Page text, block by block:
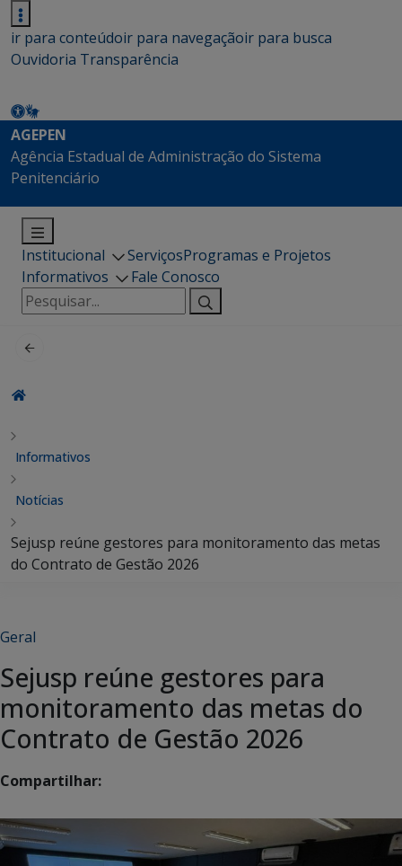
ir para conteúdoir para navegaçãoir para busca
Ouvidoria Transparência
AGEPEN
Agência Estadual de Administração do Sistema
Penitenciário
Institucional ServiçosProgramas e Projetos
Informativos
Fale Conosco
Pesquisar
por:
Informativos
Notícias
Sejusp reúne gestores para monitoramento das metas
do Contrato de Gestão 2026
Geral
Sejusp reúne gestores para
monitoramento das metas do
Contrato de Gestão 2026
Compartilhar: